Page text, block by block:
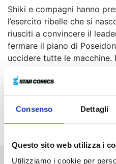
Consenso Dettagli
Questo sito web utilizza i
Utilizziamo i cookie per
Shiki e compagni hanno
l’esercito ribelle che si
riusciti a convincere il
fermare il piano di
uccidere tutte le macchine.
Nero 66, uno degli
scontro con le forze di
della situazione per